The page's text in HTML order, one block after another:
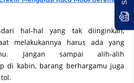
hal-hal yang tak diinginkan,
melakukannya harus ada yang
Jangan sampai alih-alih
di kabin, barang berhargamu juga